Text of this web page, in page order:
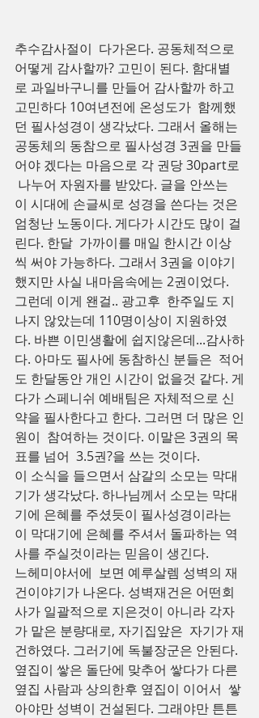
추수감사절이  다가온다. 공동체적으로
어떻게 감사할까? 고민이 된다. 함대별
로 과일바구니를 만들어 감사할까 하고
고민하다 10여년전에 온성도가  함께했
던 필사성경이 생각났다. 그래서 올해는
공동체의 동참으로 필사성경 3권을 만들
어야 겠다는 마음으로 각 권당 30part로
나누어 자원자를 받았다. 글을 안쓰는
이 시대에 손글씨로 성경을 쓴다는 것은
엄청난 노동이다. 게다가 시간도 많이 걸
린다. 한달  가까이를 매일 한시간 이상
씩 써야 가능하다. 그래서 3권을 이야기
했지만 사실 내마음속에는 2권이었다.
그런데 이게 왠걸.. 광고후  한주일도 지
나지 않았는데 110명이상이 지원하였
다. 바쁜 이민생활에 쉽지않은데...감사하
다. 아마도 필사에 동참하신 분들은  적어
도 한달동안 개인 시간이 없을것 같다. 게
다가 스페니쉬 예배팀은 자체적으로 신
약을 필사한다고 한다. 그러면 더 많은 인
원이  참여하는 것이다. 이말은 3권의 목
표를 넘어  3.5권?을 쓰는 것이다.
이 소식을 들으면서 삼갈의 소모는 막대
기가 생각났다. 하나님께서 소모는 막대
기에 은혜를 주셨듯이 필사성경이라는
이 막대기에 은혜를 주셔서 돌파하는 역
사를 주실것이라는 믿음이 생긴다.
느헤미야서에  보면 예루살렘 성벽의 재
건이야기가 나온다. 성벽재건은 어떤회
사가 일괄적으로 지은것이 아니라 각자
가 맡은 분량대로, 자기집앞은  자기가 재
건하였다. 그러기에 독불장군은 안된다.
옆집이 쌓은 돌단에 맞추어 쌓다가 다른
옆집 사람과 상의한후 옆집이 이어서  쌓
아야만 성벽이 건설된다. 그래야만 튼튼